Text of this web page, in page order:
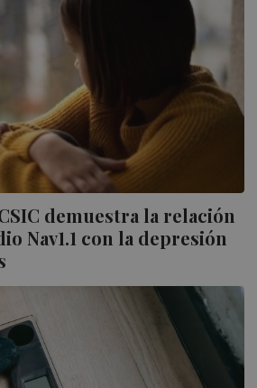
demuestra la relación
Nav1.1 con la depresión